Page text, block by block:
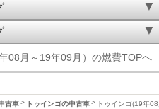
08月～19年09月）の燃費TOPへ
古車 トゥインゴの中古車 トゥインゴ(19年